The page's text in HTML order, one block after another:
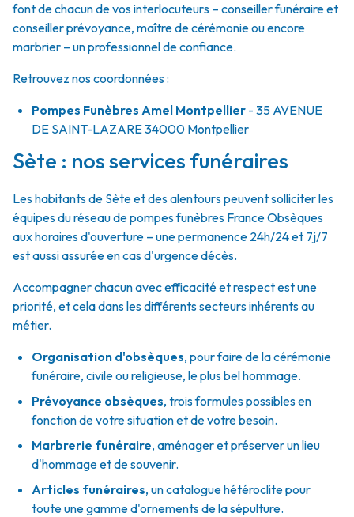
font de chacun de vos interlocuteurs – conseiller funéraire et
conseiller prévoyance, maître de cérémonie ou encore
marbrier – un professionnel de confiance.
Retrouvez nos coordonnées :
Pompes Funèbres Amel Montpellier - 35 AVENUE
DE SAINT-LAZARE34000 Montpellier
Sète : nos services funéraires
Les habitants de Sète et des alentours peuvent solliciter les
équipes du réseau de pompes funèbres France Obsèques
aux horaires d'ouverture – une permanence 24h/24 et 7j/7
est aussi assurée en cas d'urgence décès.
Accompagner chacun avec efficacité et respect est une
priorité, et cela dans les différents secteurs inhérents au
métier.
Organisation d'obsèques, pour faire de la cérémonie
funéraire, civile ou religieuse, le plus bel hommage.
Prévoyance obsèques, trois formules possibles en
fonction de votre situation et de votre besoin.
Marbrerie funéraire, aménager et préserver un lieu
d'hommage et de souvenir.
Articles funéraires, un catalogue hétéroclite pour
toute une gamme d'ornements de la sépulture.